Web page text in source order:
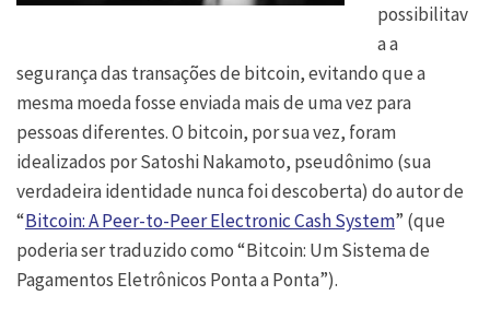
possibilitav
a a
segurança das transações de bitcoin, evitando que a
mesma moeda fosse enviada mais de uma vez para
pessoas diferentes. O bitcoin, por sua vez, foram
idealizados por Satoshi Nakamoto, pseudônimo (sua
verdadeira identidade nunca foi descoberta) do autor de
“Bitcoin: A Peer-to-Peer Electronic Cash System” (que
poderia ser traduzido como “Bitcoin: Um Sistema de
Pagamentos Eletrônicos Ponta a Ponta”).